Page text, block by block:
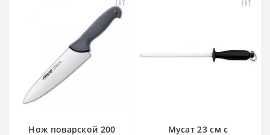
Нож поварской 200
Мусат 23 см с